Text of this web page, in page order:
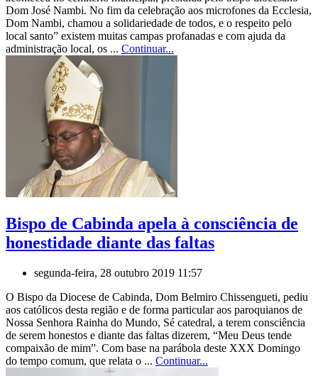
Dom José Nambi. No fim da celebração aos microfones da Ecclesia,
Dom Nambi, chamou a solidariedade de todos, e o respeito pelo
local santo” existem muitas campas profanadas e com ajuda da
administração local, os ... Continuar...
Bispo de Cabinda apela à consciência de
honestidade diante das faltas
segunda-feira, 28 outubro 2019 11:57
O Bispo da Diocese de Cabinda, Dom Belmiro Chissengueti, pediu
aos católicos desta região e de forma particular aos paroquianos de
Nossa Senhora Rainha do Mundo, Sé catedral, a terem consciência
de serem honestos e diante das faltas dizerem, “Meu Deus tende
compaixão de mim”. Com base na parábola deste XXX Domingo
do tempo comum, que relata o ... Continuar...